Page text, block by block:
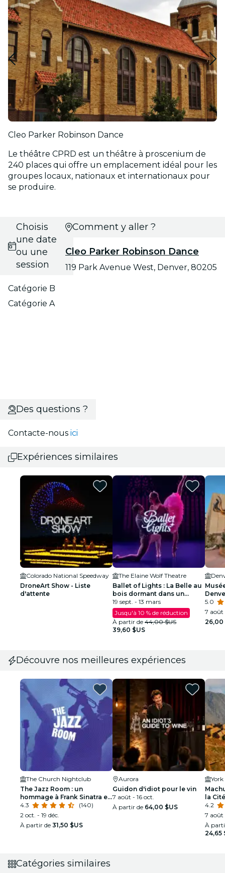
Cleo Parker Robinson Dance
Le théâtre CPRD est un théâtre à proscenium de
240 places qui offre un emplacement idéal pour les
groupes locaux, nationaux et internationaux pour
se produire.
Choisis
une date
ou une
session
Catégorie B
Catégorie A
Comment y aller ?
Cleo Parker Robinson Dance
119 Park Avenue West, Denver, 80205
Des questions ?
Contacte-nous ici
Expériences similaires
Colorado National Speedway
DroneArt Show - Liste
d'attente
The Elaine Wolf Theatre
Ballet of Lights : La Belle au
bois dormant dans un
spectacle étincelant
19 sept. - 13 mars
Jusqu'à 10 % de réduction
À partir de 44,00 $US
39,60 $US
5.0
7 août
26,00
Découvre nos meilleures expériences
The Church Nightclub
The Jazz Room : un
hommage à Frank Sinatra et
Louis Armstrong
4.3
(140)
2 oct. - 19 déc.
À partir de 31,50 $US
Aurora
Guidon d'idiot pour le vin
7 août - 16 oct.
À partir de 64,00 $US
York
la
4.2
7 août
À
24,65
Catégories similaires